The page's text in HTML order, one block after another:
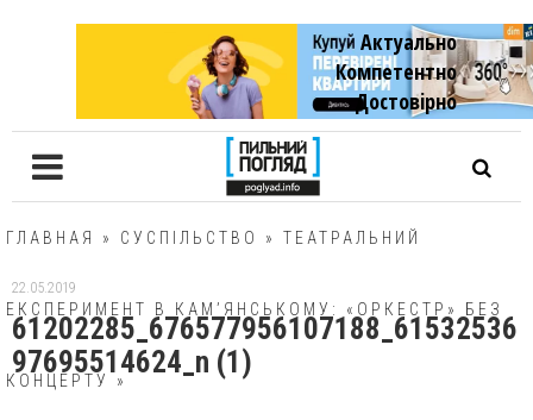
Актуально
Компетентно
Достовiрно
ГЛАВНАЯ » СУСПІЛЬСТВО » ТЕАТРАЛЬНИЙ
ЕКСПЕРИМЕНТ В КАМ’ЯНСЬКОМУ: «ОРКЕСТР» БЕЗ
КОНЦЕРТУ »
22.05.2019
61202285_676577956107188_61532536
97695514624_n (1)